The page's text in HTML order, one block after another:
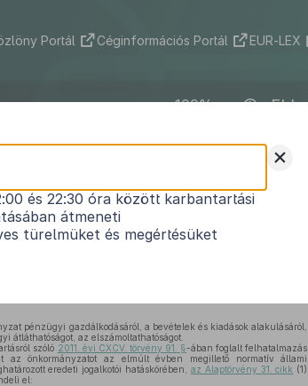
Portál Céginformációs Portál EUR-LEX
ELI
Képviselő-
rendelete
2025. évi költségvetésének
pénzügyi gazdálkodásáról, a bevételek és kiadások alakulásáról,
átláthatóságot, az elszámoltathatóságot.
szóló 2011. évi CXCV. törvény 91. §-ában foglalt felhatalmazás
az önkormányzatot az elmúlt évben megillető normatív állami
eredeti jogalkotói hatáskörében, az Alaptörvény 31. cikk (1)
el:
+
és 22:30 óra között karbantartási
átmeneti
türelmüket és megértésüket